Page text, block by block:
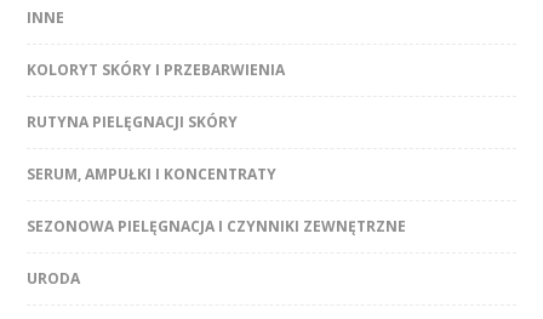
INNE
KOLORYT SKÓRY I PRZEBARWIENIA
RUTYNA PIELĘGNACJI SKÓRY
SERUM, AMPUŁKI I KONCENTRATY
SEZONOWA PIELĘGNACJA I CZYNNIKI ZEWNĘTRZNE
URODA